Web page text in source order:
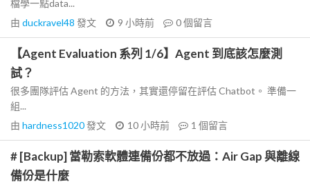
檔學一點data...
由 duckravel48 發文 9 小時前 0個留言
【Agent Evaluation 系列 1/6】Agent 到底該怎麼測
試？
很多團隊評估 Agent 的方法，其實還停留在評估 Chatbot。 準備一
組...
由 hardness1020發文 10 小時前 1 個留言
# [Backup] 當勒索軟體連備份都不放過：Air Gap 與離線
備份是什麼